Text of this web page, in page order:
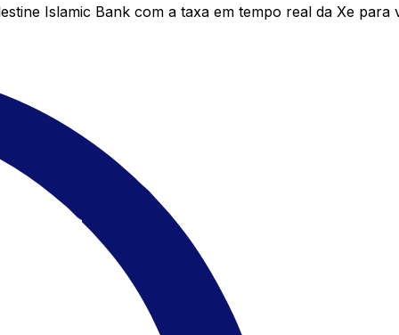
Islamic Bank com a taxa em tempo real da Xe para